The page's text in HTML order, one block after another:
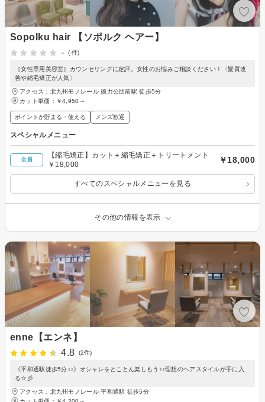
Sopolku hair 【ソポルク ヘアー】
-
(-件)
［女性専用美容室］カウンセリングに定評。女性のお悩みご相談ください！〈髪質改
善や縮毛矯正が人気〉
アクセス：北九州モノレール 徳力公団前駅 徒歩5分
カット単価： ￥4,950～
ポイントが貯まる・使える メンズ歓迎
スペシャルメニュー
全員
【縮毛矯正】カット＋縮毛矯正＋トリートメント
￥18,000
￥18,000
すべてのスペシャルメニューを見る
その他の情報を表示
enne【エンネ】
4.8
(2件)
《平和通駅徒歩5分♪♪》オシャレをとことん楽しもう♪♪理想のヘアスタイルが手に入
る☆彡
アクセス：北九州モノレール 平和通駅 徒歩5分